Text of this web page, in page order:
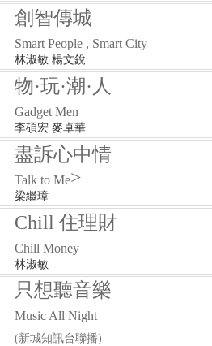
創智傳城
Smart People , Smart City
林淑敏 楊文銳
物·玩·潮·人
Gadget Men
李碩宏 麥卓華
盡訴心中情
Talk to Me>
梁繼璋
Chill 住理財
Chill Money
林淑敏
只想聽音樂
Music All Night
(新城知訊台聯播)